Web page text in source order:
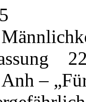
–